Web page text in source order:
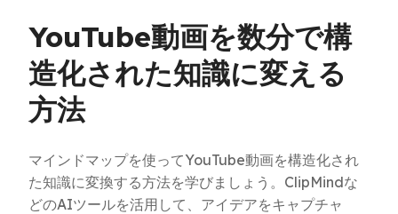
YouTube動画を数分で構
造化された知識に変える
方法
マインドマップを使ってYouTube動画を構造化され
た知識に変換する方法を学びましょう。ClipMindな
どのAIツールを活用して、アイデアをキャプチャ